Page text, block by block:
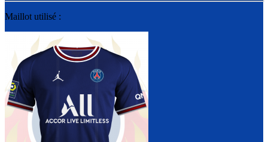
Maillot utilisé :